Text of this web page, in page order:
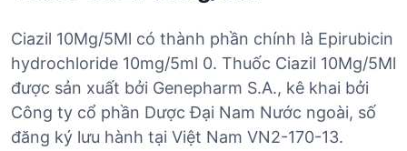
Ciazil 10Mg/5Ml có thành phần chính là Epirubicin
hydrochloride 10mg/5ml 0. Thuốc Ciazil 10Mg/5Ml
được sản xuất bởi Genepharm S.A., kê khai bởi
Công ty cổ phần Dược Đại Nam Nước ngoài, số
đăng ký lưu hành tại Việt Nam VN2-170-13.